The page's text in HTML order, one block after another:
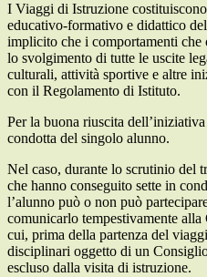
I Viaggi di Istruzione
educativo-formativo e didattico
implicito che i comportamenti che
lo svolgimento di tutte le uscite
culturali, attività sportive e altre
con il Regolamento di Istituto.
Per la buona riuscita
condotta del singolo alunno.
Nel caso, durante lo scrutinio del
che hanno conseguito sette in
l’alunno può o non può
comunicarlo tempestivamente
cui, prima della partenza del
disciplinari oggetto di un
escluso dalla visita di istruzione.